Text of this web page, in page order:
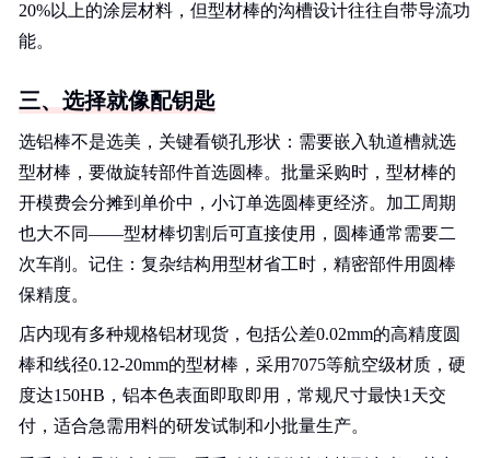
20%以上的涂层材料，但型材棒的沟槽设计往往自带导流功
能。
三、选择就像配钥匙
选铝棒不是选美，关键看锁孔形状：需要嵌入轨道槽就选
型材棒，要做旋转部件首选圆棒。批量采购时，型材棒的
开模费会分摊到单价中，小订单选圆棒更经济。加工周期
也大不同——型材棒切割后可直接使用，圆棒通常需要二
次车削。记住：复杂结构用型材省工时，精密部件用圆棒
保精度。
店内现有多种规格铝材现货，包括公差0.02mm的高精度圆
棒和线径0.12-20mm的型材棒，采用7075等航空级材质，硬
度达150HB，铝本色表面即取即用，常规尺寸最快1天交
付，适合急需用料的研发试制和小批量生产。